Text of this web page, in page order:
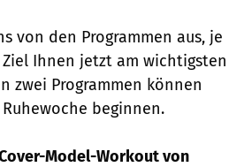
von den Programmen aus, je
Ihnen jetzt am wichtigsten
zwei Programmen können
beginnen.
Model-Workout von